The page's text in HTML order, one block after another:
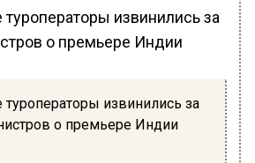
извинились за
о премьере Индии